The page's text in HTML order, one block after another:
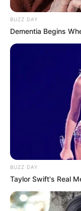
BUZZ DAY
Dementia Begins
BUZZ DAY
Taylor Swift's Real